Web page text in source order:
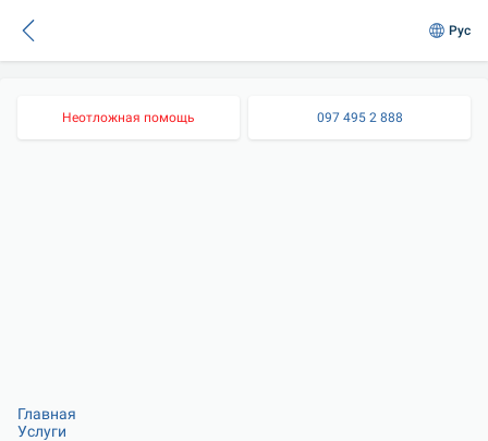
Рус
Неотложная помощь 097 495 2 888
Главная
Услуги